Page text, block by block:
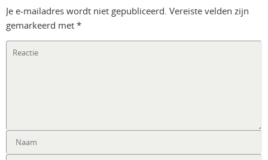
Je e-mailadres wordt niet gepubliceerd. Vereiste velden zijn
gemarkeerd met *